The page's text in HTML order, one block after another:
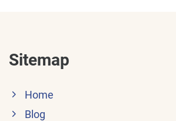
Sitemap
Home
Blog